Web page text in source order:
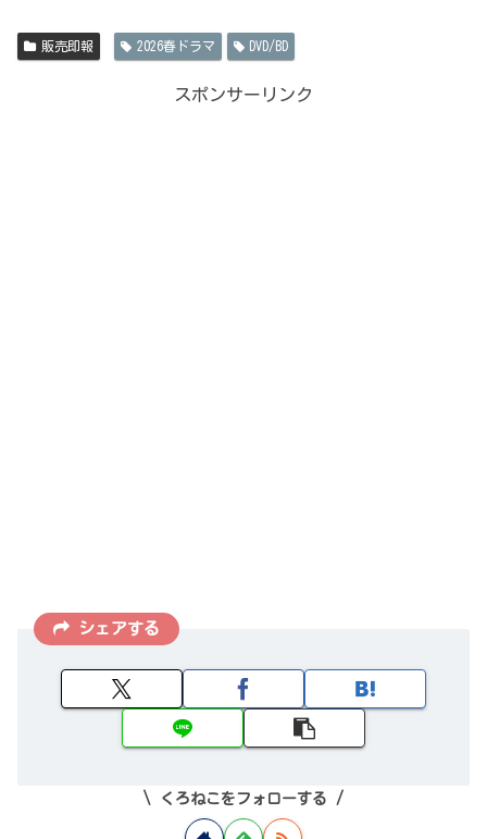
販売即報 2026春ドラマ DVD/BD
スポンサーリンク
シェアする
くろねこをフォローする